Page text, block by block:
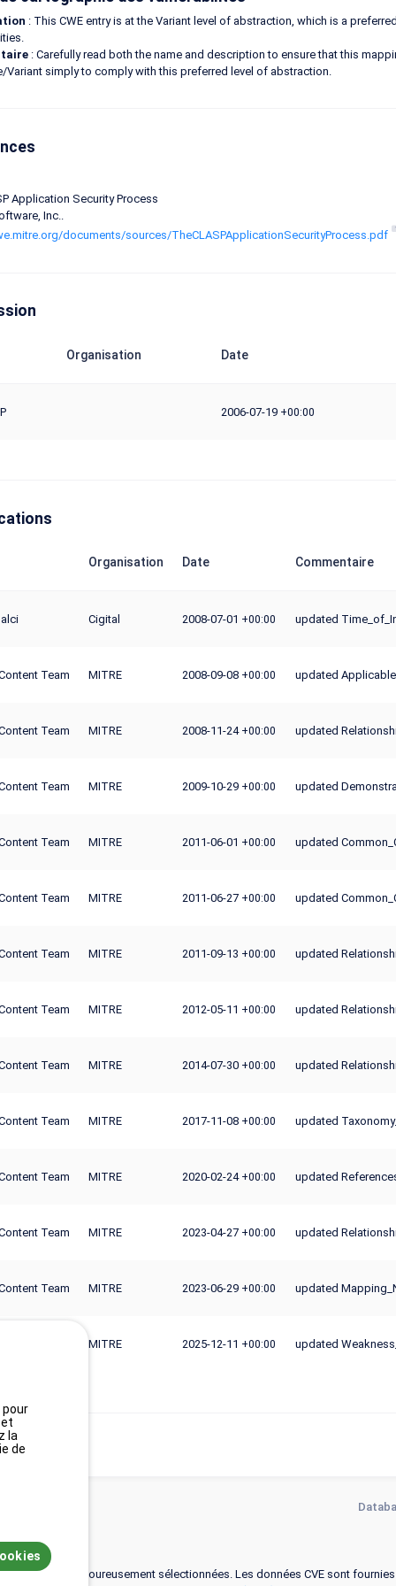
: This CWE entry is at the Variant level of abstraction, which is a
: Carefully read both the name and description to ensure that this
Variant simply to comply with this preferred level of abstraction.
Application Security Process
Inc..
documents/sources/TheCLASPApplicationSecurityProcess.pdf
Organisation Date
2006-07-19+00:00
Organisation Date Commentaire
Cigital 2008-07-01 +00:00 updated
Team MITRE 2008-09-08+00:00 updated
Team MITRE 2008-11-24+00:00 updated
Team MITRE 2009-10-29+00:00 updated
Team MITRE 2011-06-01 +00:00 updated
Team MITRE 2011-06-27+00:00 updated
Team MITRE 2011-09-13 +00:00 updated
Team MITRE 2012-05-11 +00:00 updated
Team MITRE 2014-07-30+00:00 updated
Team MITRE 2017-11-08+00:00 updated
Team MITRE 2020-02-24+00:00 updated
Team MITRE 2023-04-27+00:00 updated
Team MITRE 2023-06-29+00:00 updated
MITRE 2025-12-11 +00:00 updated
référence rigoureusement sélectionnées. Les données CVE sont
pour
la
de